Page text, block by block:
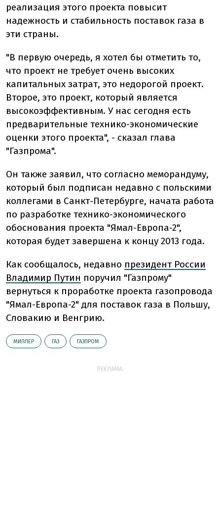
реализация этого проекта повысит
надежность и стабильность поставок газа в
эти страны.
"В первую очередь, я хотел бы отметить то,
что проект не требует очень высоких
капитальных затрат, это недорогой проект.
Второе, это проект, который является
высокоэффективным. У нас сегодня есть
предварительные технико-экономические
оценки этого проекта", - сказал глава
"Газпрома".
Он также заявил, что согласно меморандуму,
который был подписан недавно с польскими
коллегами в Санкт-Петербурге, начата работа
по разработке технико-экономического
обоснования проекта "Ямал-Европа-2",
которая будет завершена к концу 2013 года.
Как сообщалось, недавно президент России
Владимир Путин поручил "Газпрому"
вернуться к проработке проекта газопровода
"Ямал-Европа-2" для поставок газа в Польшу,
Словакию и Венгрию.
МИЛЛЕР ГАЗ ГАЗПРОМ
РЕКЛАМА: